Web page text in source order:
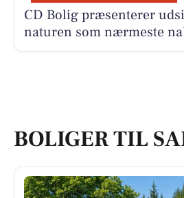
CD Bolig præsenterer
naturen som nærmeste
BOLIGER TIL